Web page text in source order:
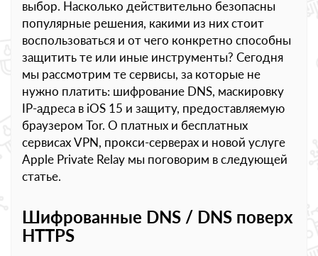
выбор. Насколько действительно безопасны
популярные решения, какими из них стоит
воспользоваться и от чего конкретно способны
защитить те или иные инструменты? Сегодня
мы рассмотрим те сервисы, за которые не
нужно платить: шифрование DNS, маскировку
IP-адреса в iOS 15 и защиту, предоставляемую
браузером Tor. О платных и бесплатных
сервисах VPN, прокси-серверах и новой услуге
Apple Private Relay мы поговорим в следующей
статье.
Шифрованные DNS / DNS поверх
HTTPS